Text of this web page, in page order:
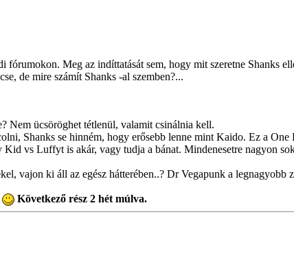
Meg az indíttatását sem, hogy mit szeretne Shanks
de mire számít Shanks -al szemben?...
Nem ücsöröghet tétlenül, valamit csinálnia kell.
Shanks se hinném, hogy erősebb lenne mint Kaido. Ez a
Kid vs Luffyt is akár, vagy tudja a bánat. Mindenesetre nagyon
vajon ki áll az egész hátterében..? Dr Vegapunk a legnagyobb
Következő rész 2 hét múlva.